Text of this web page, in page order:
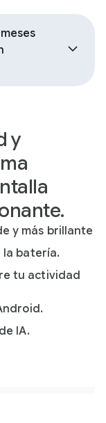
y
y más brillante
la batería.
tu actividad
IA.